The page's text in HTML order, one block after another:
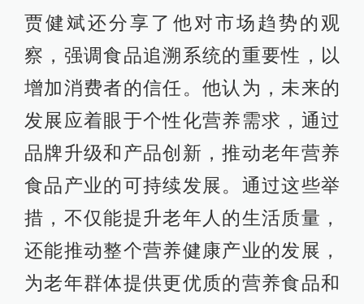
贾健斌还分享了他对市场趋势的观
察，强调食品追溯系统的重要性，以
增加消费者的信任。他认为，未来的
发展应着眼于个性化营养需求，通过
品牌升级和产品创新，推动老年营养
食品产业的可持续发展。通过这些举
措，不仅能提升老年人的生活质量，
还能推动整个营养健康产业的发展，
为老年群体提供更优质的营养食品和